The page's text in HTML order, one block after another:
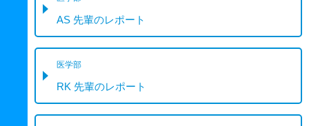
AS 先輩のレポート
医学部
RK 先輩のレポート